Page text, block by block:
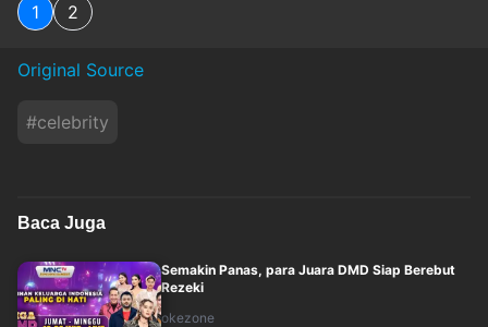
1 2
Original Source
#celebrity
Baca Juga
Semakin Panas, para Juara DMD Siap Berebut
Rezeki
okezone